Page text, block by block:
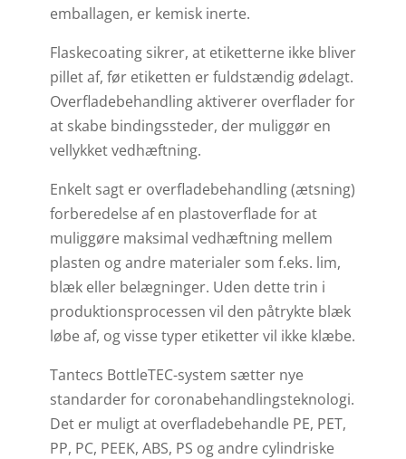
emballagen, er kemisk inerte.
Flaskecoating sikrer, at etiketterne ikke bliver
pillet af, før etiketten er fuldstændig ødelagt.
Overfladebehandling aktiverer overflader for
at skabe bindingssteder, der muliggør en
vellykket vedhæftning.
Enkelt sagt er overfladebehandling (ætsning)
forberedelse af en plastoverflade for at
muliggøre maksimal vedhæftning mellem
plasten og andre materialer som f.eks. lim,
blæk eller belægninger. Uden dette trin i
produktionsprocessen vil den påtrykte blæk
løbe af, og visse typer etiketter vil ikke klæbe.
Tantecs BottleTEC-system sætter nye
standarder for coronabehandlingsteknologi.
Det er muligt at overfladebehandle PE, PET,
PP, PC, PEEK, ABS, PS og andre cylindriske